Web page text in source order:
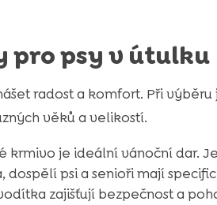
pro psy v útulku
radost a komfort. Při výběru
věků a velikostí.
krmivo je ideální vánoční dar.
dospělí psi a senioři mají
zajišťují bezpečnost a